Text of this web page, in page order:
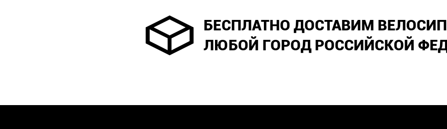
БЕСПЛАТНО ДОСТАВИМ
ЛЮБОЙ ГОРОД РОССИЙСКОЙ